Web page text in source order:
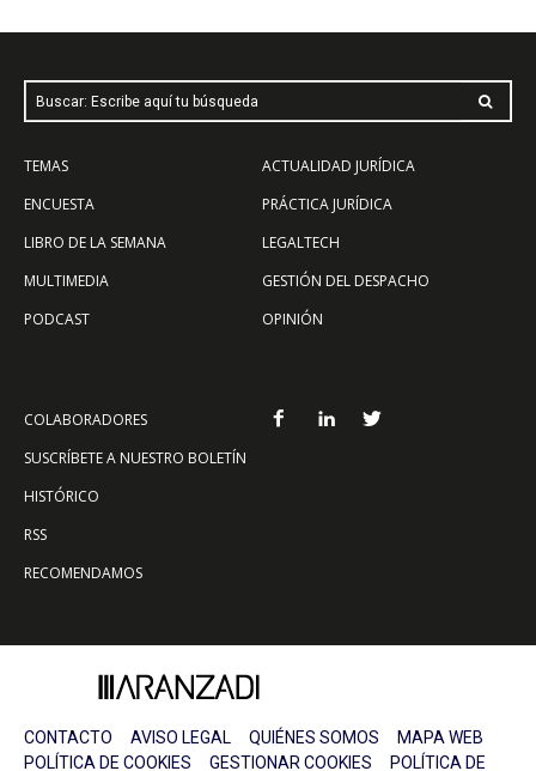
Buscar: Escribe aquí tu búsqueda
TEMAS
ENCUESTA
LIBRO DE LA SEMANA
MULTIMEDIA
PODCAST
ACTUALIDAD JURÍDICA
PRÁCTICA JURÍDICA
LEGALTECH
GESTIÓN DEL DESPACHO
OPINIÓN
COLABORADORES
SUSCRÍBETE A NUESTRO BOLETÍN
HISTÓRICO
RSS
RECOMENDAMOS
CONTACTO AVISO LEGAL QUIÉNES SOMOS
MAPA WEB
POLÍTICA DE COOKIES
GESTIONAR COOKIES POLÍTICA DE